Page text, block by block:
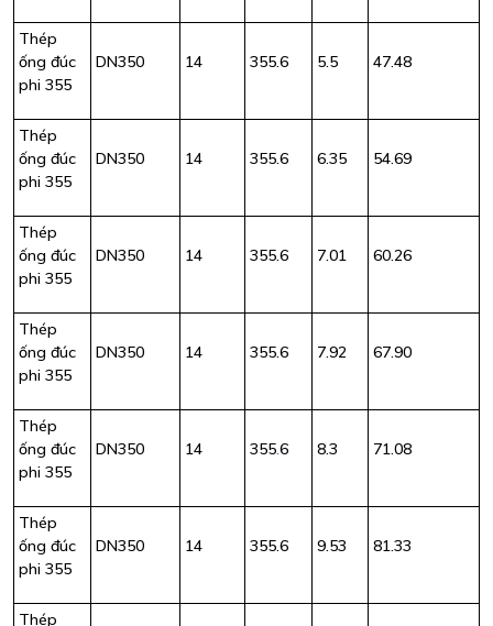
Thép
ống đúc
phi 355
DN350 14 355.6 5.5 47.48
Thép
ống đúc
phi 355
DN350 14 355.6 6.35 54.69
Thép
ống đúc
phi 355
DN350 14 355.6 7.01 60.26
Thép
ống đúc
phi 355
DN350 14 355.6 7.92 67.90
Thép
ống đúc
phi 355
DN350 14 355.6 8.3 71.08
Thép
ống đúc
phi 355
DN350 14 355.6 9.53 81.33
Thép